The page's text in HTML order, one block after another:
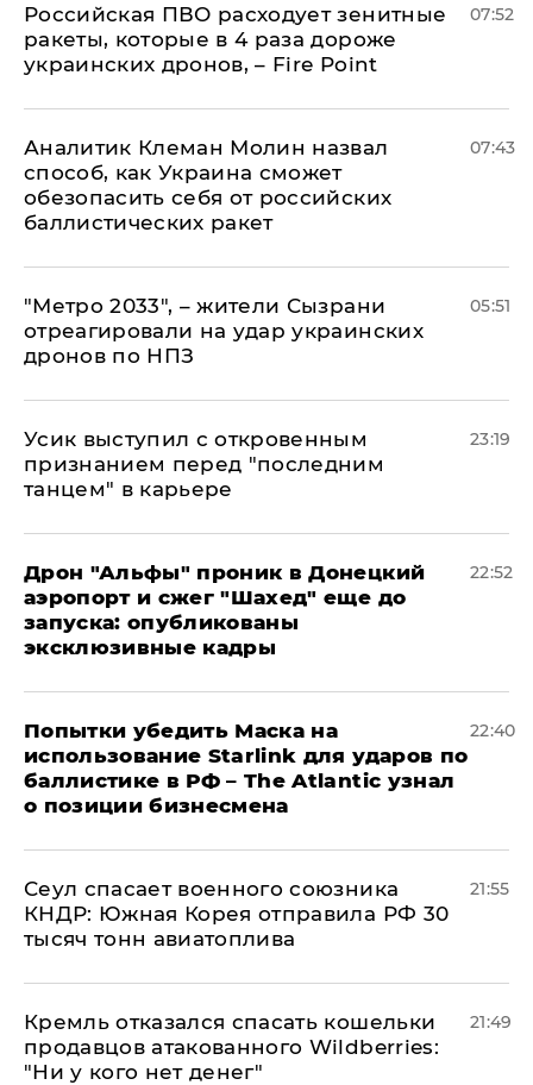
Российская ПВО расходует зенитные
ракеты, которые в 4 раза дороже
украинских дронов, – Fire Point
07:52
Аналитик Клеман Молин назвал
способ, как Украина сможет
обезопасить себя от российских
баллистических ракет
07:43
"Метро 2033", – жители Сызрани
отреагировали на удар украинских
дронов по НПЗ
05:51
Усик выступил с откровенным
признанием перед "последним
танцем" в карьере
23:19
Дрон "Альфы" проник в Донецкий
аэропорт и сжег "Шахед" еще до
запуска: опубликованы
эксклюзивные кадры
22:52
Попытки убедить Маска на
использование Starlink для ударов по
баллистике в РФ – The Atlantic узнал
о позиции бизнесмена
22:40
​Сеул спасает военного союзника
КНДР: Южная Корея отправила РФ 30
тысяч тонн авиатоплива
21:55
Кремль отказался спасать кошельки
продавцов атакованного Wildberries:
"Ни у кого нет денег"
21:49